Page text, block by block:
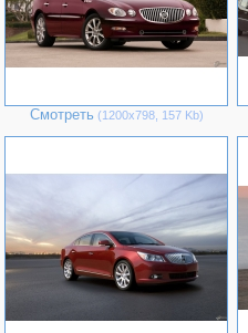
Смотреть (1200х798, 157 Kb)